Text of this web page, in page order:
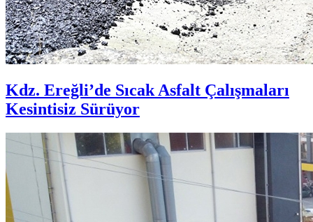
Kdz. Ereğli’de Sıcak Asfalt Çalışmaları
Kesintisiz Sürüyor